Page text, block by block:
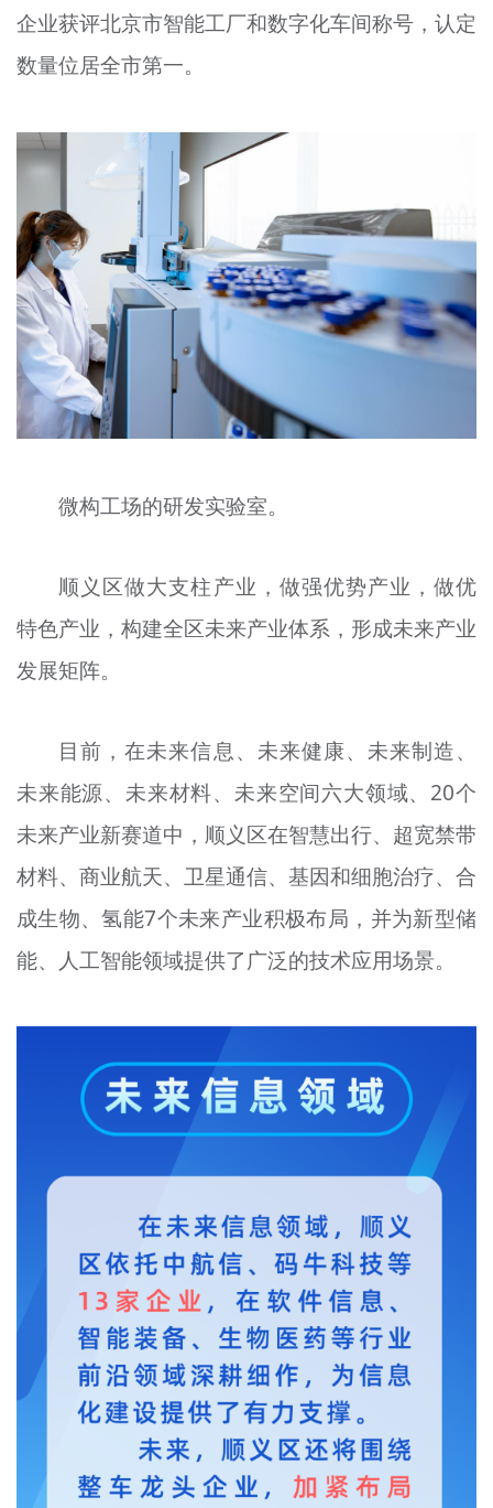
企业获评北京市智能工厂和数字化车间称号，认定
数量位居全市第一。
微构工场的研发实验室。
顺义区做大支柱产业，做强优势产业，做优
特色产业，构建全区未来产业体系，形成未来产业
发展矩阵。
目前，在未来信息、未来健康、未来制造、
未来能源、未来材料、未来空间六大领域、20个
未来产业新赛道中，顺义区在智慧出行、超宽禁带
材料、商业航天、卫星通信、基因和细胞治疗、合
成生物、氢能7个未来产业积极布局，并为新型储
能、人工智能领域提供了广泛的技术应用场景。